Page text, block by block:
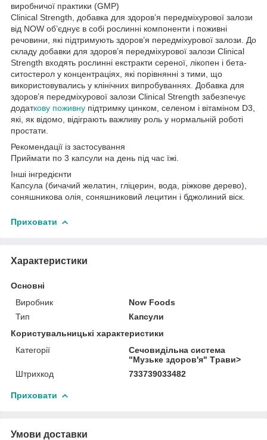
виробничої практики (GMP)
Clinical Strength, добавка для здоров’я передміхурової залози
від NOW об’єднує в собі рослинні компоненти і поживні
речовини, які підтримують здоров’я передміхурової залози. До
складу добавки для здоров’я передміхурової залози Clinical
Strength входять рослинні екстракти сереної, лікопен і бета-
ситостерол у концентраціях, які порівнянні з тими, що
використовувались у клінічних випробуваннях. Добавка для
здоров’я передміхурової залози Clinical Strength забезпечує
додаткову поживну підтримку цинком, селеном і вітаміном D3,
які, як відомо, відіграють важливу роль у нормальній роботі
простати.
Рекомендації із застосування
Приймати по 3 капсули на день під час їжі.
Інші інгредієнти
Капсула (бичачий желатин, гліцерин, вода, ріжкове дерево),
соняшникова олія, соняшниковий лецитин і бджолиний віск.
Приховати
Характеристики
Основні
Виробник
Now Foods
Тип
Капсули
Користувальницькі характеристики
Категорії
Сечовидільна система
"Музьке здоров'я" Tрави>
Штрихкод
733739033482
Приховати
Умови доставки